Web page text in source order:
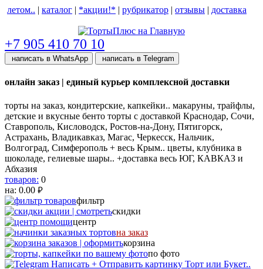
летом.. | каталог | *акции!* | рубрикатор | отзывы | доставка
+7 905 410 70 10
написать в WhatsApp написать в Telegram
онлайн заказ | единый курьер комплексной доставки
торты на заказ, кондитерские, капкейки.. макаруны, трайфлы,
детские и вкусные бенто торты с доставкой Краснодар, Сочи,
Ставрополь, Кисловодск, Ростов-на-Дону, Пятигорск,
Астрахань, Владикавказ, Магас, Черкесск, Нальчик,
Волгоград, Симферополь + весь Крым.. цветы, клубника в
шоколаде, гелиевые шары.. +доставка весь ЮГ, КАВКАЗ и
Абхазия
товаров: 0
на: 0.00 руб.
фильтр
скидки
центр
на заказ
корзина
по фото